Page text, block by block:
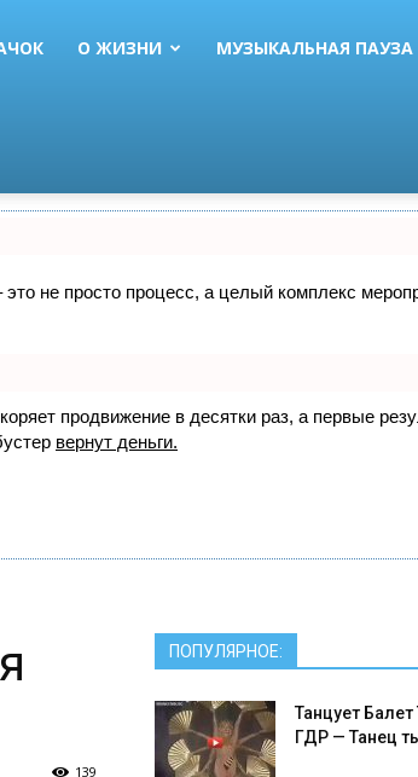
О ЖИЗНИ МУЗЫКАЛЬНАЯ ПАУЗА
не просто процесс, а целый комплекс
продвижение в десятки раз, а первые
вернут деньги.
139
ПОПУЛЯРНОЕ:
Танцует
ГДР — Танец